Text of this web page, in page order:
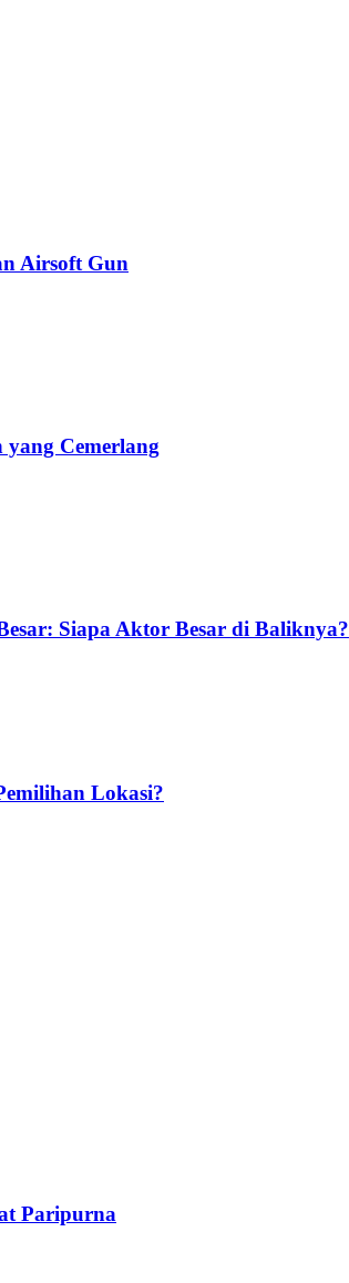
Airsoft Gun
Cemerlang
Siapa Aktor Besar di Baliknya?
Lokasi?
Paripurna